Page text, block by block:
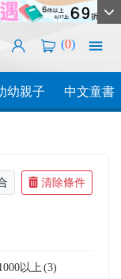
(0)
幼親子 中文童書
清除條件
以上 (3)